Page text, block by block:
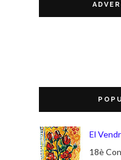
El
18è